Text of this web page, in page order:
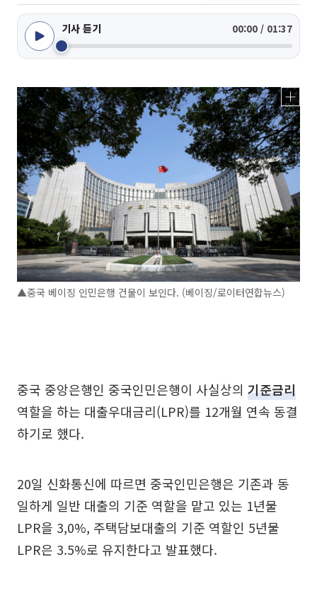
기사 듣기 00:00 / 01:37
▲중국 베이징 인민은행 건물이 보인다. (베이징/로이터연합뉴스)
중국 중앙은행인 중국인민은행이 사실상의 기준금리
역할을 하는 대출우대금리(LPR)를 12개월 연속 동결
하기로 했다.
20일 신화통신에 따르면 중국인민은행은 기존과 동
일하게 일반 대출의 기준 역할을 맡고 있는 1년물
LPR을 3,0%, 주택담보대출의 기준 역할인 5년물
LPR은 3.5%로 유지한다고 발표했다.